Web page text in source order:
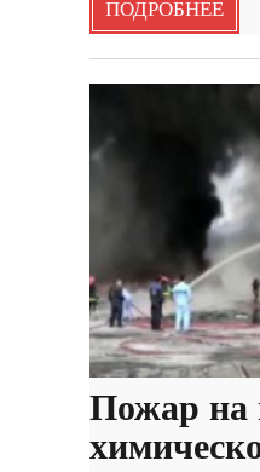
ПОДРОБНЕЕ
Пожар на